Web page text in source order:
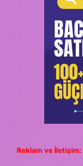
Reklam ve İletişim: